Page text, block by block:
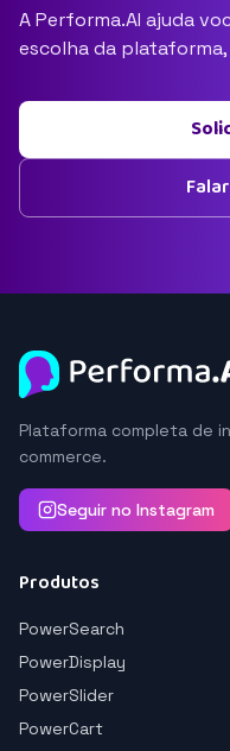
A Performa.AI ajuda
escolha da
Plataforma completa de
commerce.
Seguir no Instagram
Produtos
PowerSearch
PowerDisplay
PowerSlider
PowerCart